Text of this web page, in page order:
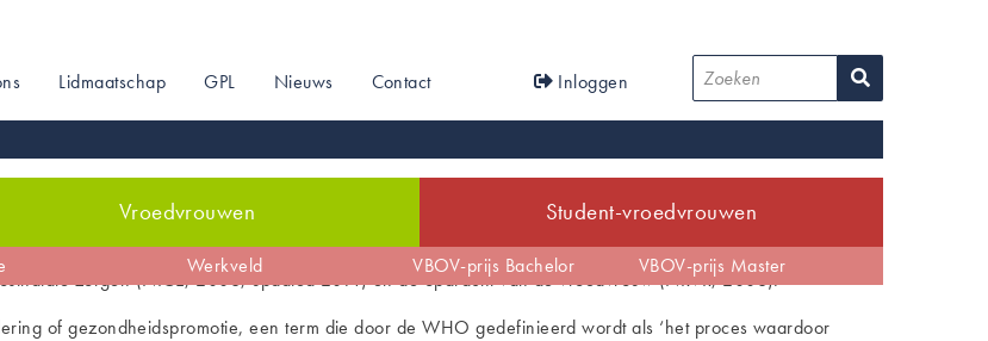
Lidmaatschap GPL Nieuws Contact
User
account
menu
Inloggen
Arbeid & bevalling Kraamtijd Anders dan verwacht
Vroedvrouwen Student-vroedvrouwen
Werkveld VBOV-prijs Bachelor VBOV-prijs Master
zorgen (NICE, 2006, updated 2014) en de opdracht van de vroedvrouw (NRVR, 2006).
of gezondheidspromotie, een term die door de WHO gedefinieerd wordt als ‘het proces waardoor